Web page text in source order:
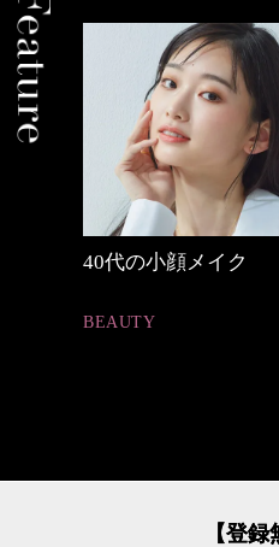
心地よくいられるお
【登録